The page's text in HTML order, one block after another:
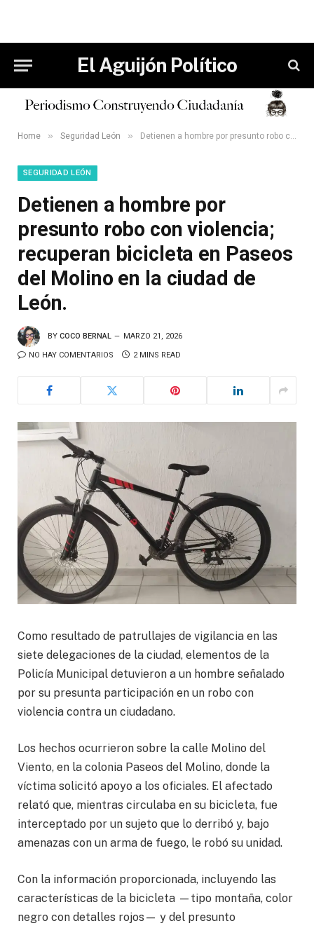
El Aguijón Político
Home » Seguridad León » Detienen a hombre por presunto robo con violencia; recuperan bicicleta en Paseos del Molino en la ciudad de León.
SEGURIDAD LEÓN
Detienen a hombre por
presunto robo con violencia;
recuperan bicicleta en Paseos
del Molino en la ciudad de
León.
BY COCO BERNAL MARZO 21, 2026
NO HAY COMENTARIOS 2 MINS READ
Como resultado de patrullajes de vigilancia en las
siete delegaciones de la ciudad, elementos de la
Policía Municipal detuvieron a un hombre señalado
por su presunta participación en un robo con
violencia contra un ciudadano.
Los hechos ocurrieron sobre la calle Molino del
Viento, en la colonia Paseos del Molino, donde la
víctima solicitó apoyo a los oficiales. El afectado
relató que, mientras circulaba en su bicicleta, fue
interceptado por un sujeto que lo derribó y, bajo
amenazas con un arma de fuego, le robó su unidad.
Con la información proporcionada, incluyendo las
características de la bicicleta —tipo montaña, color
negro con detalles rojos— y del presunto